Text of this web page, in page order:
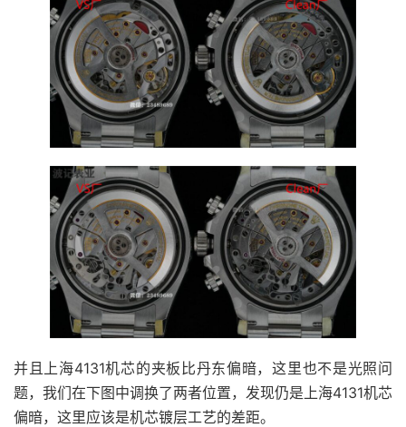
并且上海4131机芯的夹板比丹东偏暗，这里也不是光照问
题，我们在下图中调换了两者位置，发现仍是上海4131机芯
偏暗，这里应该是机芯镀层工艺的差距。